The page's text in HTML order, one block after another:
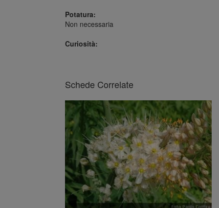
Potatura:
Non necessaria
Curiosità:
Schede Correlate